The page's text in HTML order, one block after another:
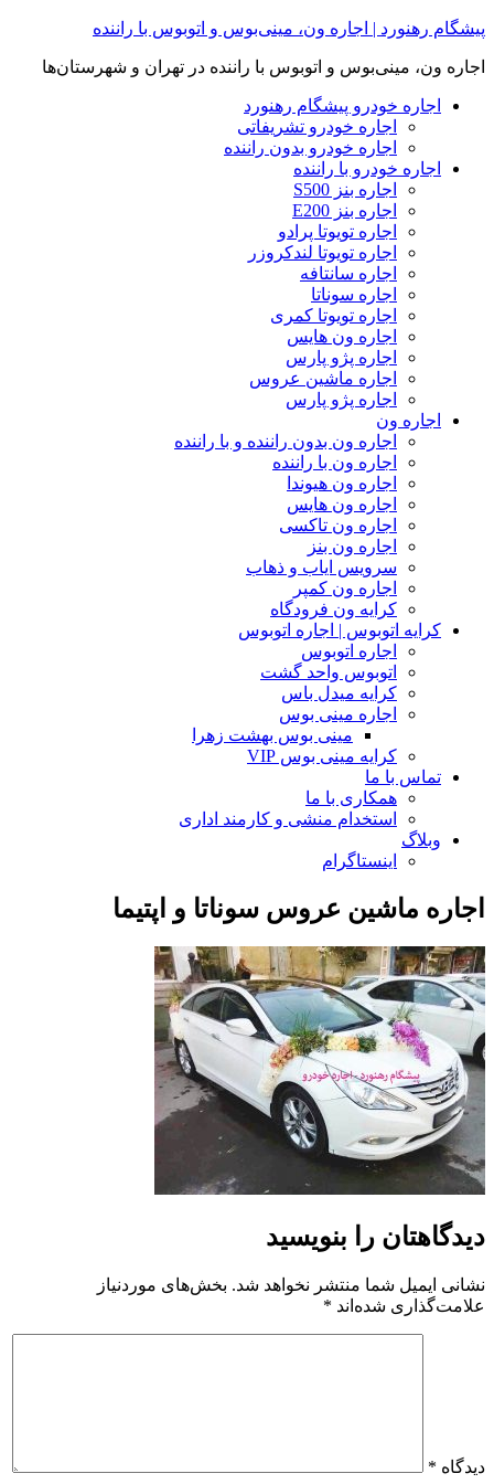
Skip
content
پیشگام رهنورد | اجاره ون، مینی‌بوس و اتوبوس با راننده
اجاره ون، مینی‌بوس و اتوبوس با راننده در تهران و شهرستان‌ها
اجاره خودرو پیشگام رهنورد
اجاره خودرو تشریفاتی
اجاره خودرو بدون راننده
اجاره خودرو با راننده
اجاره بنز S500
اجاره بنز E200
اجاره تویوتا پرادو
اجاره تویوتا لندکروزر
اجاره سانتافه
اجاره سوناتا
اجاره تویوتا کمری
اجاره ون هایس
اجاره پژو پارس
اجاره ماشین عروس
اجاره پژو پارس
اجاره ون
اجاره ون بدون راننده و با راننده
اجاره ون با راننده
اجاره ون هیوندا
اجاره ون هایس
اجاره ون تاکسی
اجاره ون بنز
سرویس ایاب و ذهاب
اجاره ون کمپر
کرایه ون فرودگاه
کرایه اتوبوس | اجاره اتوبوس
اجاره اتوبوس
اتوبوس واحد گشت
کرایه میدل باس
اجاره مینی بوس
مینی بوس بهشت زهرا
کرایه مینی بوس VIP
تماس با ما
همکاری با ما
استخدام منشی و کارمند اداری
وبلاگ
اینستاگرام
اجاره ماشین عروس سوناتا و اپتیما
دیدگاهتان را بنویسید
نشانی ایمیل شما منتشر نخواهد شد. بخش‌های موردنیاز
علامت‌گذاری شده‌اند *
دیدگاه *